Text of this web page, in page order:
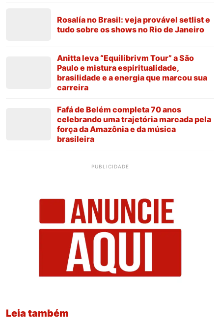
Rosalía no Brasil: veja provável setlist e
tudo sobre os shows no Rio de Janeiro
Anitta leva “Equilibrivm Tour” a São
Paulo e mistura espiritualidade,
brasilidade e a energia que marcou sua
carreira
Fafá de Belém completa 70 anos
celebrando uma trajetória marcada pela
força da Amazônia e da música
brasileira
PUBLICIDADE
Leia também